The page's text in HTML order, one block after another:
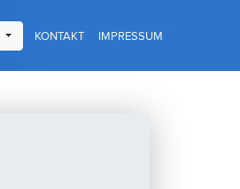
KONTAKT IMPRESSUM